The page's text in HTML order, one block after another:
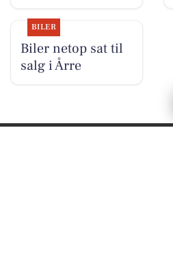
BILER
Biler netop sat til
salg i Årre